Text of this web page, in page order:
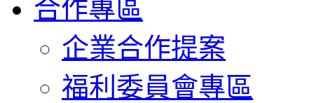
合作專區
企業合作提案
福利委員會專區